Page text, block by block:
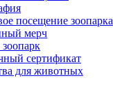
посещение зоопарка
мерч
сертификат
для животных